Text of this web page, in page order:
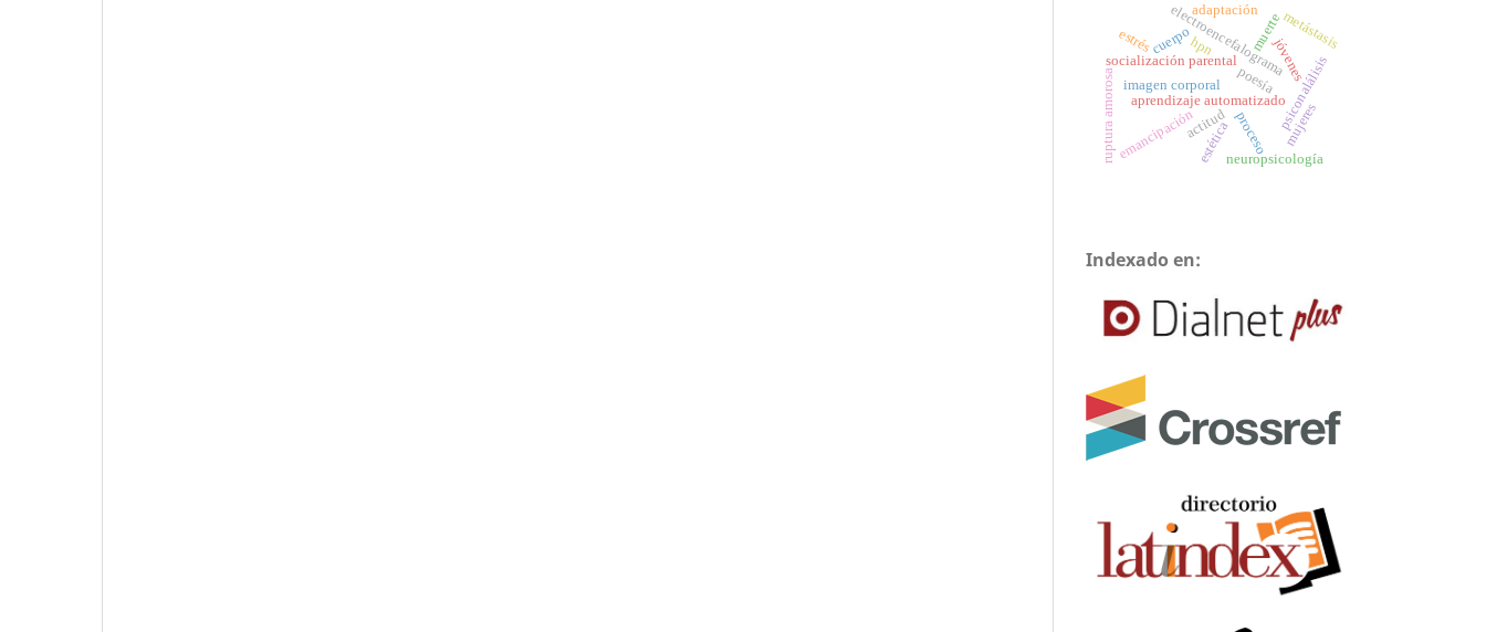
socialización parental
imagen corporal
electroencefalograma
aprendizaje automatizadopsiconalálisis
poesía
cuerpo muerte
actitud
jóvenes
proceso
emancipaciónestética
estrés
adaptación
ruptura amorosa mujeres
hpn metástasis
neuropsicología
Indexado en: